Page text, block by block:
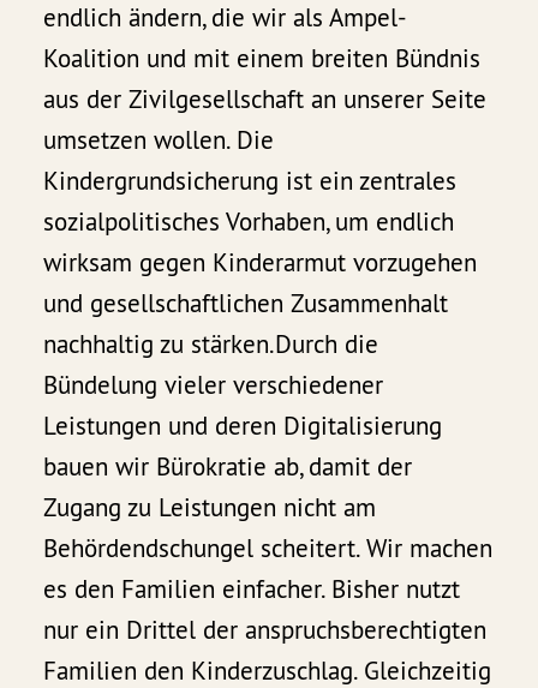
endlich ändern, die wir als Ampel-
Koalition und mit einem breiten Bündnis
aus der Zivilgesellschaft an unserer Seite
umsetzen wollen. Die
Kindergrundsicherung ist ein zentrales
sozialpolitisches Vorhaben, um endlich
wirksam gegen Kinderarmut vorzugehen
und gesellschaftlichen Zusammenhalt
nachhaltig zu stärken.Durch die
Bündelung vieler verschiedener
Leistungen und deren Digitalisierung
bauen wir Bürokratie ab, damit der
Zugang zu Leistungen nicht am
Behördendschungel scheitert. Wir machen
es den Familien einfacher. Bisher nutzt
nur ein Drittel der anspruchsberechtigten
Familien den Kinderzuschlag. Gleichzeitig